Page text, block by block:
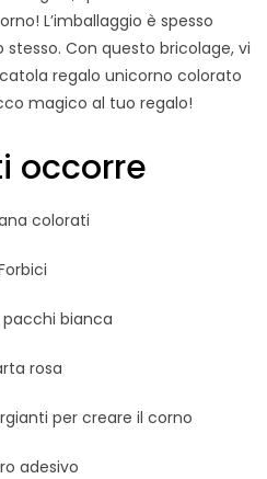
L’imballaggio è spesso
Con questo bricolage, vi
regalo unicorno colorato
magico al tuo regalo!
occorre
colorati
bianca
rosa
per creare il corno
adesivo